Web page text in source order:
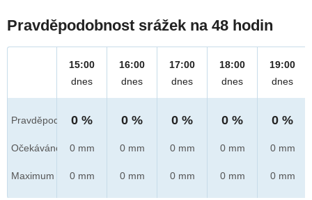
Pravděpodobnost srážek na 48 hodin
Pravděpod.
Očekáváno
Maximum
15:00
dnes
0 %
0 mm
0 mm
16:00
dnes
0 %
0 mm
0 mm
17:00
dnes
0 %
0 mm
0 mm
18:00
dnes
0 %
0 mm
0 mm
19:00
dnes
0 %
0 mm
0 mm